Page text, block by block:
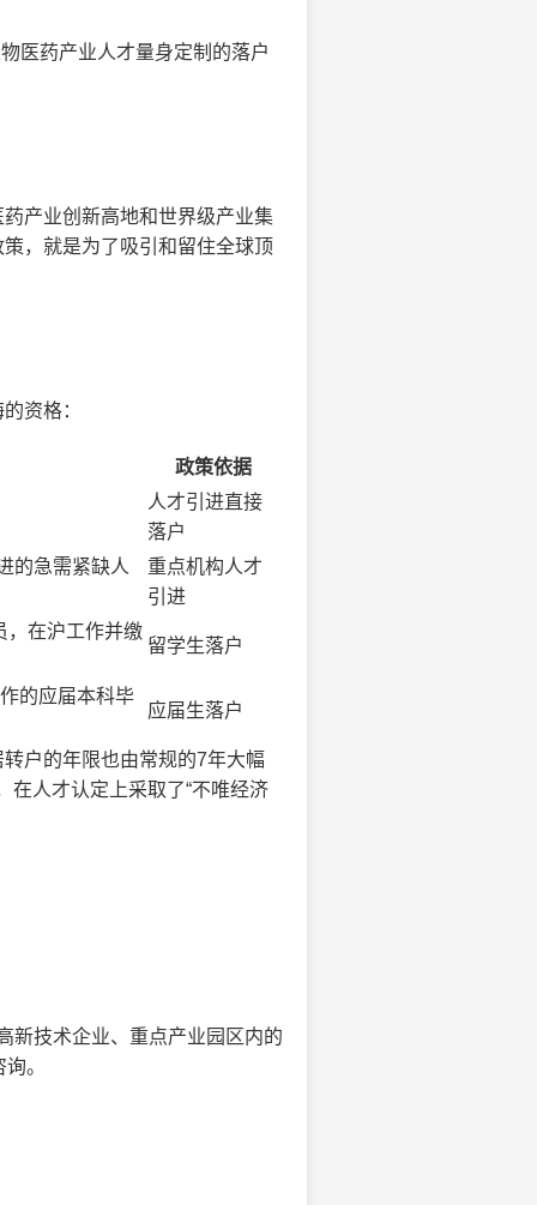
医药产业人才量身定制的落户
产业创新高地和世界级产业集
，就是为了吸引和留住全球顶
资格：
政策依据
人才引进直接
落户
的急需紧缺人
重点机构人才
引进
，在沪工作并缴
留学生落户
的应届本科毕
应届生落户
户的年限也由常规的7年大幅
在人才认定上采取了“不唯经济
新技术企业、重点产业园区内的
。